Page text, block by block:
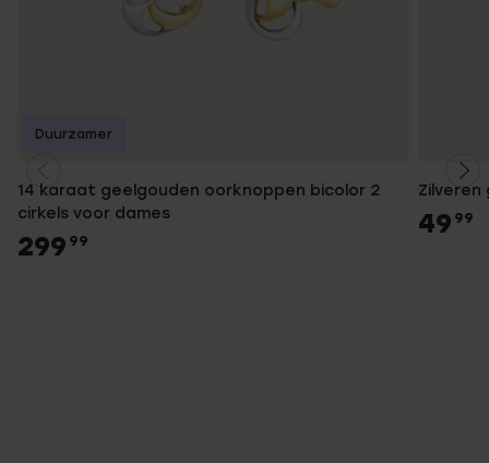
14 karaat geelgouden oorknoppen bicolor 2
cirkels voor dames
299 99
Duurzamer
49 99